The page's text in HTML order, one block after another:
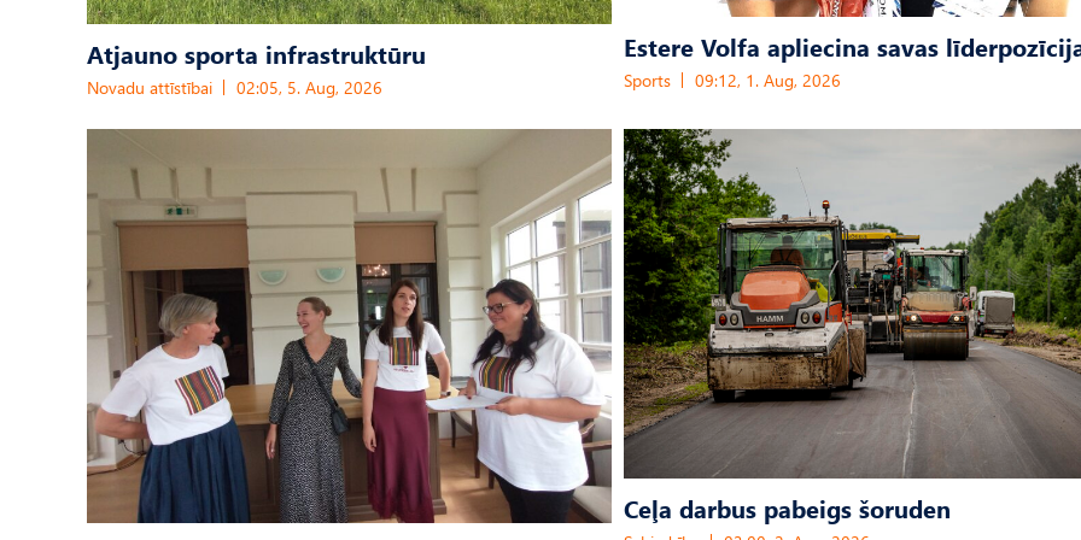
Atjauno sporta infrastruktūru
Novadu attīstībai 02:05, 5. Aug, 2026
Estere Volfa apliecina savas
Sports 09:12, 1. Aug, 2026
Ceļa darbus pabeigs šoruden